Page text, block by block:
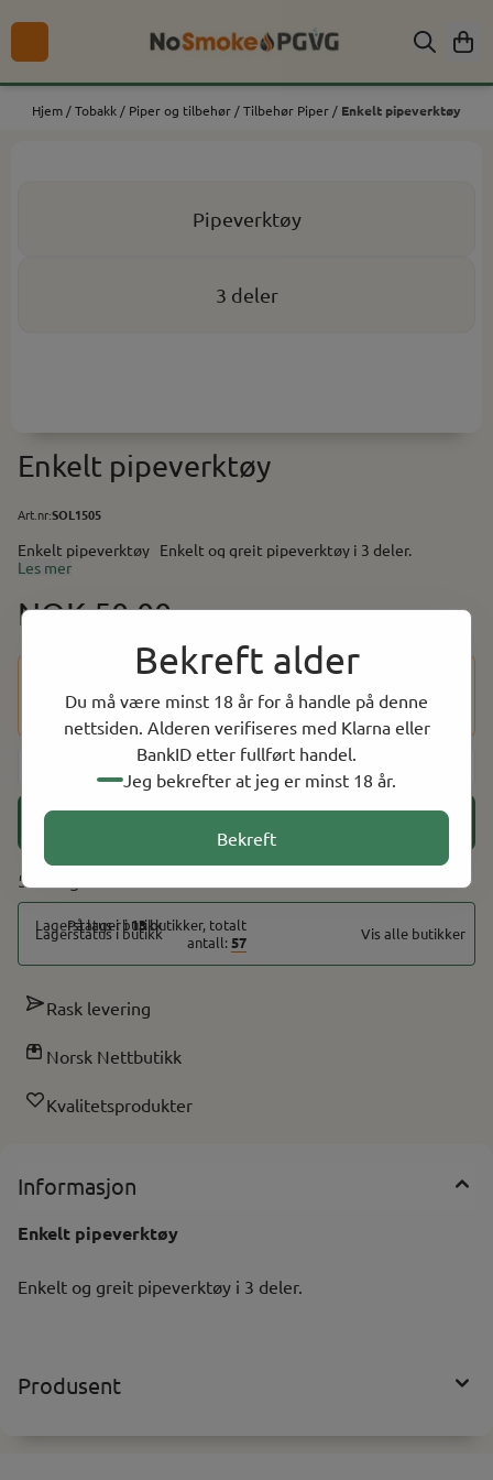
Bekreft alder
Du må være minst 18 år for å handle på denne
nettsiden. Alderen verifiseres med Klarna eller
BankID etter fullført handel.
Jeg bekrefter at jeg er minst 18 år.
Bekreft
Hopp til innhold
Hjem /Tobakk / Piper og tilbehør /Tilbehør Piper / Enkelt pipeverktøy
Pipeverktøy
3 deler
Enkelt pipeverktøy
Art.nr:SOL1505
Enkelt pipeverktøy Enkelt og greit pipeverktøy i 3 deler.
Les mer
NOK 50.00
Dette produktet har en aldersbegrensning på 18 år. Etter at
du har fullført kjøpet, vil du bli bedt om å bekrefte alderen
din ved hjelp av BankID for å fullføre bestillingen.
5 På lager
På lager i13butikker, totalt
antall:57 Vis alle butikker
Rask levering
Norsk Nettbutikk
Kvalitetsprodukter
Informasjon
Enkelt pipeverktøy
Enkelt og greit pipeverktøy i 3 deler.
Produsent